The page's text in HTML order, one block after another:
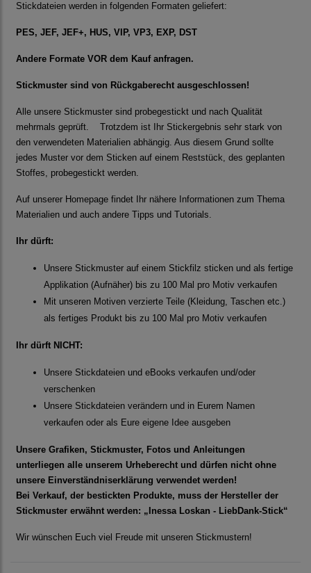
Stickdateien werden in folgenden Formaten geliefert:
PES, JEF, JEF+, HUS, VIP, VP3, EXP, DST
Andere Formate VOR dem Kauf anfragen.
Stickmuster sind von Rückgaberecht ausgeschlossen!
Alle unsere Stickmuster sind probegestickt und nach Qualität
mehrmals geprüft. Trotzdem ist Ihr Stickergebnis sehr stark von
den verwendeten Materialien abhängig. Aus diesem Grund sollte
jedes Muster vor dem Sticken auf einem Reststück, des geplanten
Stoffes, probegestickt werden.
Auf unserer Homepage findet Ihr nähere Informationen zum Thema
Materialien und auch andere Tipps und Tutorials.
Ihr dürft:
Unsere Stickmuster auf einem Stickfilz sticken und als fertige
Applikation (Aufnäher) bis zu 100 Mal pro Motiv verkaufen
Mit unseren Motiven verzierte Teile (Kleidung, Taschen etc.)
als fertiges Produkt bis zu 100 Mal pro Motiv verkaufen
Ihr dürft NICHT:
Unsere Stickdateien und eBooks verkaufen und/oder
verschenken
Unsere Stickdateien verändern und in Eurem Namen
verkaufen oder als Eure eigene Idee ausgeben
Unsere Grafiken, Stickmuster, Fotos und Anleitungen
unterliegen alle unserem Urheberecht und dürfen nicht ohne
unsere Einverständniserklärung verwendet werden!
Bei Verkauf, der bestickten Produkte, muss der Hersteller der
Stickmuster erwähnt werden: „Inessa Loskan - LiebDank-Stick“
Wir wünschen Euch viel Freude mit unseren Stickmustern!